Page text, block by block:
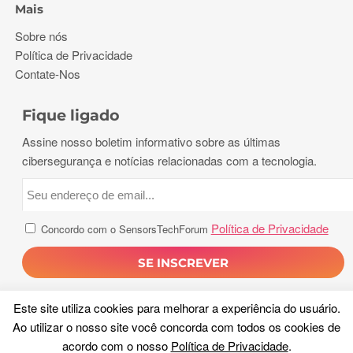
Este site utiliza cookies para melhorar a experiência do usuário.
Ao utilizar o nosso site você concorda com todos os cookies de
acordo com o nosso Política de Privacidade.
Mais
Sobre nós
Política de Privacidade
Contate-Nos
Fique ligado
Assine nosso boletim informativo sobre as últimas
cibersegurança e notícias relacionadas com a tecnologia.
Concordo com o SensorsTechForum Política de Privacidade